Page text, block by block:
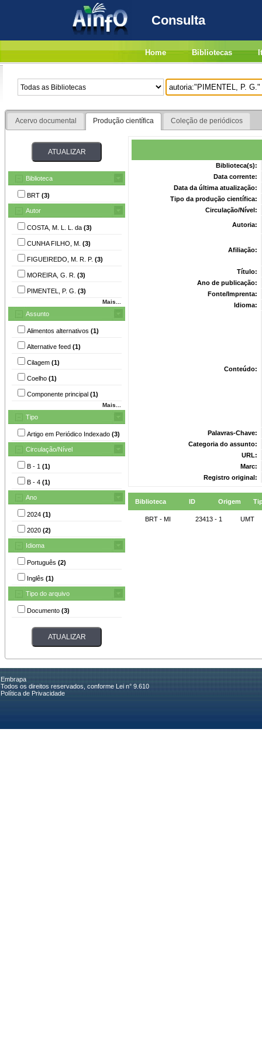
Consulta
Home Bibliotecas
Acervo documental Produção científica Coleção de periódicos
Biblioteca
BRT (3)
Autor
COSTA, M. L. L. da (3)
CUNHA FILHO, M. (3)
FIGUEIREDO, M. R. P. (3)
MOREIRA, G. R. (3)
PIMENTEL, P. G. (3)
Mais...
Assunto
Alimentos alternativos (1)
Alternative feed (1)
Cilagem (1)
Coelho (1)
Componente principal (1)
Mais...
Tipo
Artigo em Periódico Indexado (3)
Circulação/Nível
B - 1 (1)
B - 4 (1)
Ano
2024 (1)
2020 (2)
Idioma
Português (2)
Inglês (1)
Tipo do arquivo
Documento (3)
Biblioteca(s):
Data corrente:
Data da última atualização:
Tipo da produção científica:
Circulação/Nível:
Autoria:
Afiliação:
Título:
Ano de publicação:
Fonte/Imprenta:
Idioma:
Conteúdo:
Palavras-Chave:
Categoria do assunto:
URL:
Marc:
Registro original:
Biblioteca ID Origem
BRT - MI 23413 - 1 UMT
Embrapa
Todos os direitos reservados, conforme Lei n° 9.610
Política de Privacidade